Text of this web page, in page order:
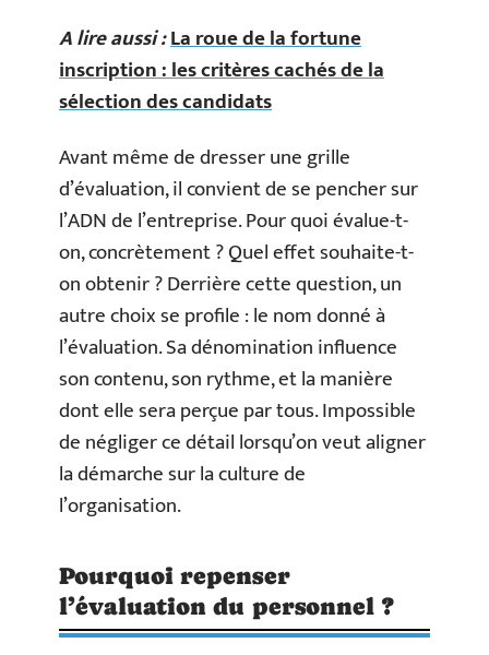
A lire aussi :La roue de la fortune
inscription : les critères cachés de la
sélection des candidats
Avant même de dresser une grille
d’évaluation, il convient de se pencher sur
l’ADN de l’entreprise. Pour quoi évalue-t-
on, concrètement ? Quel effet souhaite-t-
on obtenir ? Derrière cette question, un
autre choix se profile : le nom donné à
l’évaluation. Sa dénomination influence
son contenu, son rythme, et la manière
dont elle sera perçue par tous. Impossible
de négliger ce détail lorsqu’on veut aligner
la démarche sur la culture de
l’organisation.
Pourquoi repenser
l’évaluation du personnel ?